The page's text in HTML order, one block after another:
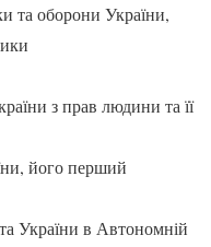
та оборони України,
з прав людини та її
його перший
України в Автономній